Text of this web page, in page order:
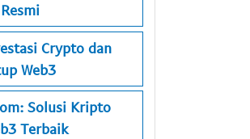
Crypto dan
Web3
Solusi Kripto
Terbaik